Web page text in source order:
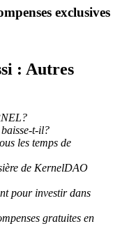
exclusives
: Autres
t-il?
les temps de
de KernelDAO
pour investir dans
gratuites en